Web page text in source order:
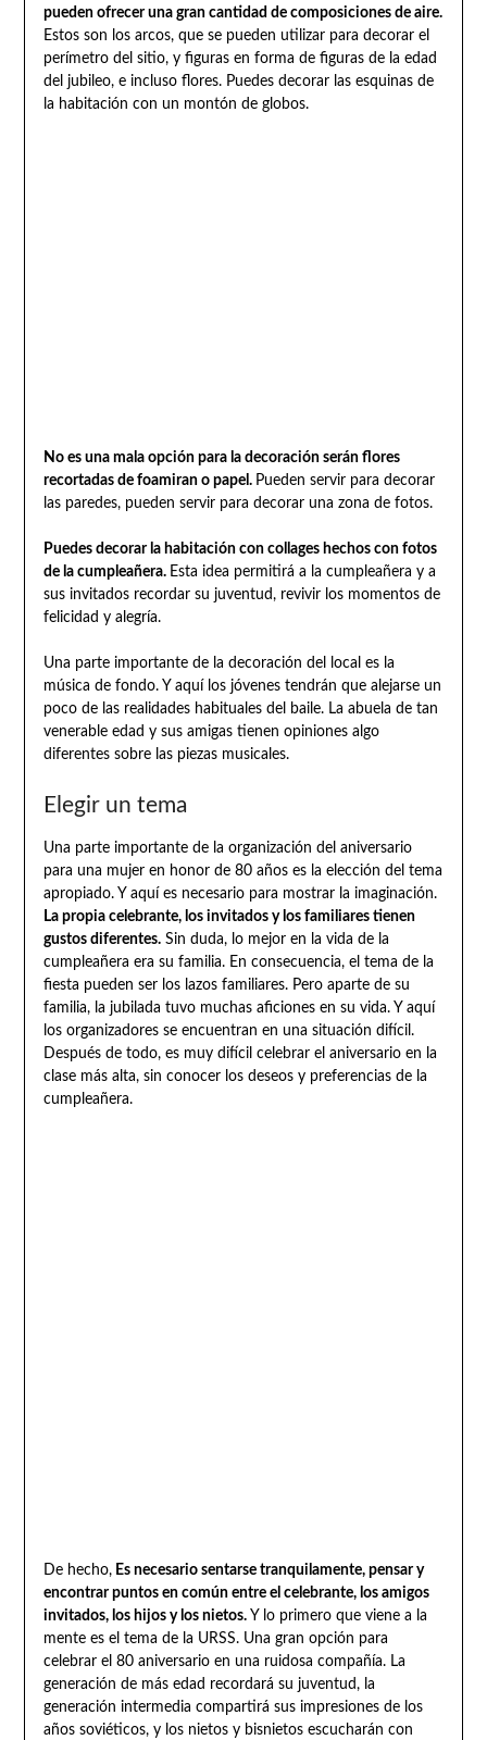
pueden ofrecer una gran cantidad de composiciones de aire.
Estos son los arcos, que se pueden utilizar para decorar el
perímetro del sitio, y figuras en forma de figuras de la edad
del jubileo, e incluso flores. Puedes decorar las esquinas de
la habitación con un montón de globos.
No es una mala opción para la decoración serán flores
recortadas de foamiran o papel. Pueden servir para decorar
las paredes, pueden servir para decorar una zona de fotos.
Puedes decorar la habitación con collages hechos con fotos
de la cumpleañera. Esta idea permitirá a la cumpleañera y a
sus invitados recordar su juventud, revivir los momentos de
felicidad y alegría.
Una parte importante de la decoración del local es la
música de fondo. Y aquí los jóvenes tendrán que alejarse un
poco de las realidades habituales del baile. La abuela de tan
venerable edad y sus amigas tienen opiniones algo
diferentes sobre las piezas musicales.
Elegir un tema
Una parte importante de la organización del aniversario
para una mujer en honor de 80 años es la elección del tema
apropiado. Y aquí es necesario para mostrar la imaginación.
La propia celebrante, los invitados y los familiares tienen
gustos diferentes.Sin duda, lo mejor en la vida de la
cumpleañera era su familia. En consecuencia, el tema de la
fiesta pueden ser los lazos familiares. Pero aparte de su
familia, la jubilada tuvo muchas aficiones en su vida. Y aquí
los organizadores se encuentran en una situación difícil.
Después de todo, es muy difícil celebrar el aniversario en la
clase más alta, sin conocer los deseos y preferencias de la
cumpleañera.
De hecho,Es necesario sentarse tranquilamente, pensar y
encontrar puntos en común entre el celebrante, los amigos
invitados, los hijos y los nietos. Y lo primero que viene a la
mente es el tema de la URSS. Una gran opción para
celebrar el 80 aniversario en una ruidosa compañía. La
generación de más edad recordará su juventud, la
generación intermedia compartirá sus impresiones de los
años soviéticos, y los nietos y bisnietos escucharán con